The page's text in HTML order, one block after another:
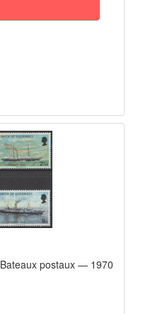
postaux — 1970